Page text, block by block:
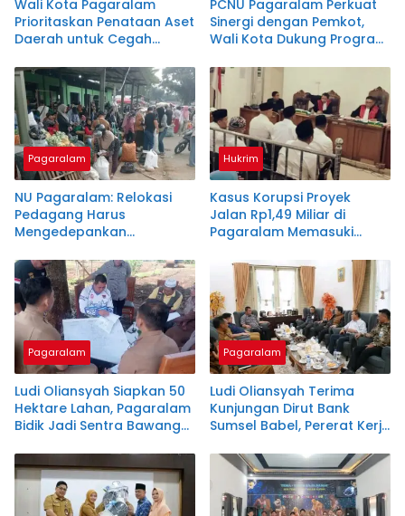
Wali Kota Pagaralam
Prioritaskan Penataan Aset
Daerah untuk Cegah
PCNU Pagaralam Perkuat
Sinergi dengan Pemkot,
Wali Kota Dukung Program
Pendidikan
Pagaralam
NU Pagaralam: Relokasi
Pedagang Harus
Mengedepankan
Kemaslahatan
Hukrim
Kasus Korupsi Proyek
Jalan Rp1,49 Miliar di
Pagaralam Memasuki
Terdakwa Dituntut 2,5
Tahun Penjara
Pagaralam
Ludi Oliansyah Siapkan 50
Hektare Lahan, Pagaralam
Bidik Jadi Sentra Bawang
Pagaralam
Ludi Oliansyah Terima
Kunjungan Dirut Bank
Sumsel Babel, Pererat Kerja